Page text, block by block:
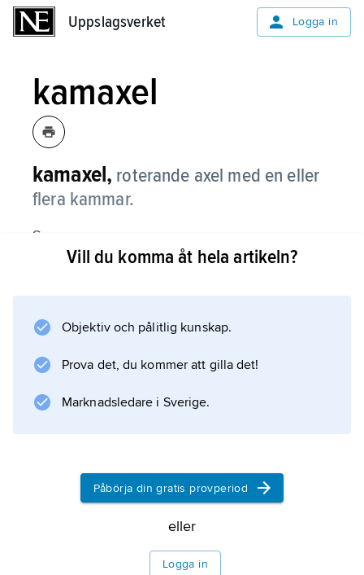
Uppslagsverket Logga in
kamaxel
kamaxel, roterande axel med en eller
flera kammar.
Se
kammekanism
Information om artikeln
Vill du komma åt hela artikeln?
Objektiv och pålitlig kunskap.
Prova det, du kommer att gilla det!
Marknadsledare i Sverige.
Påbörja din gratis provperiod
eller
Logga in